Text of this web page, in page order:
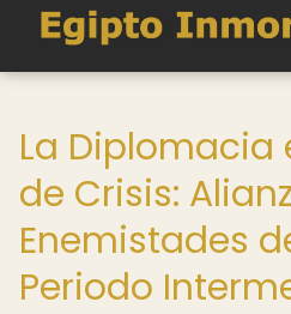
La Diplomacia
de Crisis:
Enemistades
Periodo